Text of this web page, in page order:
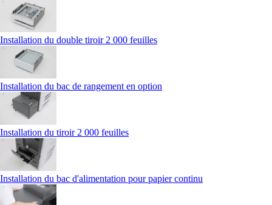
Installation du double tiroir 2 000 feuilles
Installation du bac de rangement en option
Installation du tiroir 2 000 feuilles
Installation du bac d'alimentation pour papier continu